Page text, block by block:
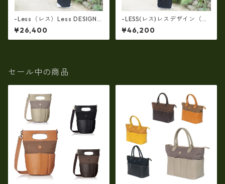
-Less（レス）Less DESIGN
(レスデザイン)Scarred Textu
re（牛革）斜め掛け＆多機能
トート（L/SIZE） LMSB-0514
¥26,400
-LESS(レス)レスデザイン（牛
革）トート＆クラッチで使え
る(両面・同一仕様！）大口開
口ボストン LMSB-0506
¥46,200
セール中の商品